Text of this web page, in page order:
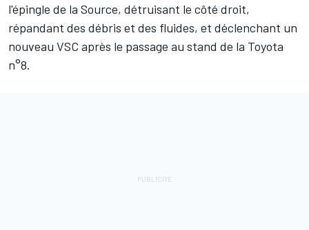
l'épingle de la Source, détruisant le côté droit,
répandant des débris et des fluides, et déclenchant un
nouveau VSC après le passage au stand de la Toyota
n°8.